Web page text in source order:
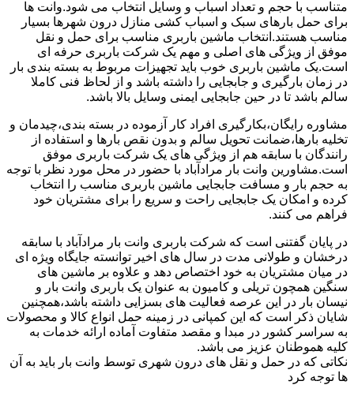
متناسب با حجم و تعداد اسباب و وسایل انتخاب می شود.وانت ها
برای حمل بارهای سبک و اسباب کشی منازل درون شهرها بسیار
مناسب هستند.انتخاب ماشین باربری مناسب برای حمل و نقل
موفق از ویژگی های اصلی و مهم یک شرکت باربری حرفه ای
است.یک ماشین باربری خوب باید تجهیزات مربوط به بسته بندی بار
در زمان بارگیری و جابجایی را داشته باشد و از لحاظ فنی کاملا
سالم باشد تا در حین جابجایی ایمنی وسایل بالا باشد.
مشاوره رایگان،بکارگیری افراد کار آزموده در بسته بندی،چیدمان و
تخلیه بارها،ضمانت تحویل سالم و بدون نقص بارها و استفاده از
رانندگان با سابقه هم از ویژگی های یک شرکت باربری موفق
است.مشاورین وانت بار مرادآباد با حضور در محل مورد نظر با توجه
به حجم بار و مسافت جابجایی ماشین باربری مناسب را انتخاب
کرده و امکان یک جابجایی راحت و سریع را برای مشتریان خود
فراهم می کنند.
در پایان گفتنی است که شرکت باربری وانت بار مرادآباد با سابقه
درخشان و طولانی مدت در سال های اخیر توانسته جایگاه ویژه ای
در میان مشتریان به خود اختصاص دهد و علاوه بر ماشین های
سنگین همچون تریلی و کامیون به عنوان یک باربری وانت بار و
نیسان بار در این عرصه فعالیت های بسزایی داشته باشد،همچنین
شایان ذکر است که این کمپانی در زمینه حمل انواع کالا و محصولات
به سراسر کشور در مبدا و مقصد متفاوت آماده ارائه خدمات به
کلیه هموطنان عزیز می باشد.
نکاتی که در حمل و نقل های درون شهری توسط وانت بار باید به آن
ها توجه کرد